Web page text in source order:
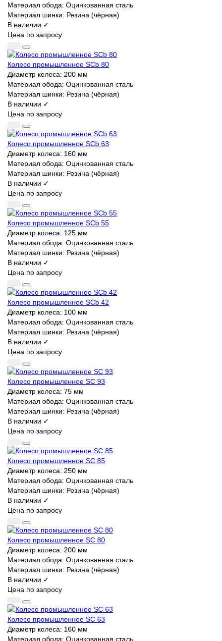
Материал обода: Оцинкованная сталь
Материал шинки: Резина (чёрная)
В наличии ✓
Цена по запросу
Колесо промышленное SCb 80
Диаметр колеса: 200 мм
Материал обода: Оцинкованная сталь
Материал шинки: Резина (чёрная)
В наличии ✓
Цена по запросу
Колесо промышленное SCb 63
Диаметр колеса: 160 мм
Материал обода: Оцинкованная сталь
Материал шинки: Резина (чёрная)
В наличии ✓
Цена по запросу
Колесо промышленное SCb 55
Диаметр колеса: 125 мм
Материал обода: Оцинкованная сталь
Материал шинки: Резина (чёрная)
В наличии ✓
Цена по запросу
Колесо промышленное SCb 42
Диаметр колеса: 100 мм
Материал обода: Оцинкованная сталь
Материал шинки: Резина (чёрная)
В наличии ✓
Цена по запросу
Колесо промышленное SC 93
Диаметр колеса: 75 мм
Материал обода: Оцинкованная сталь
Материал шинки: Резина (чёрная)
В наличии ✓
Цена по запросу
Колесо промышленное SC 85
Диаметр колеса: 250 мм
Материал обода: Оцинкованная сталь
Материал шинки: Резина (чёрная)
В наличии ✓
Цена по запросу
Колесо промышленное SC 80
Диаметр колеса: 200 мм
Материал обода: Оцинкованная сталь
Материал шинки: Резина (чёрная)
В наличии ✓
Цена по запросу
Колесо промышленное SC 63
Диаметр колеса: 160 мм
Материал обода: Оцинкованная сталь